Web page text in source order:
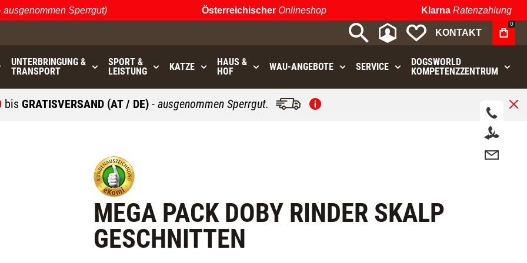
Sperrgut) ÖsterreichischerOnlineshop KlarnaRatenzahlung
MEIN KONTO
MEINE
KONTAKT
0
UNTERBRINGUNG &
TRANSPORT
SPORT &
LEISTUNG
KATZE
HAUS &
HOF
WAU⁠-⁠ANGEBOTE SERVICE
DOGSWORLD
KOMPETENZZENTRUM
bis GRATISVERSAND (AT / DE)- ausgenommen Sperrgut.
MEGA PACK DOBY RINDER SKALP
GESCHNITTEN